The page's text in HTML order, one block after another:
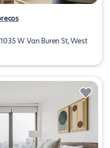
W Van Buren St, West